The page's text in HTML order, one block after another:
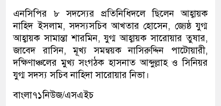
এনসিপির ৮ সদস্যের প্রতিনিধিদলে ছিলেন আহ্বায়ক
নাহিদ ইসলাম, সদস্যসচিব আখতার হোসেন, জ্যেষ্ঠ যুগ্ম
আহ্বায়ক সামান্তা শারমিন, যুগ্ম আহ্বায়ক সারোয়ার তুষার,
জাবেদ রাসিন, মূখ্য সমন্বয়ক নাসিরুদ্দিন পাটোয়ারী,
দক্ষিণাঞ্চলের মুখ্য সংগঠক হাসনাত আব্দুল্লাহ ও সিনিয়র
যুগ্ম সদস্য সচিব নাহিদা সারোয়ার নিভা।
বাংলা৭১নিউজ/এসএইচ